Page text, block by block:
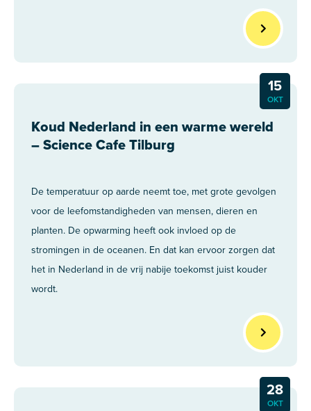
Koud Nederland in een warme wereld
– Science Cafe Tilburg
15
OKT
De temperatuur op aarde neemt toe, met grote gevolgen
voor de leefomstandigheden van mensen, dieren en
planten. De opwarming heeft ook invloed op de
stromingen in de oceanen. En dat kan ervoor zorgen dat
het in Nederland in de vrij nabije toekomst juist kouder
wordt.
28
OKT